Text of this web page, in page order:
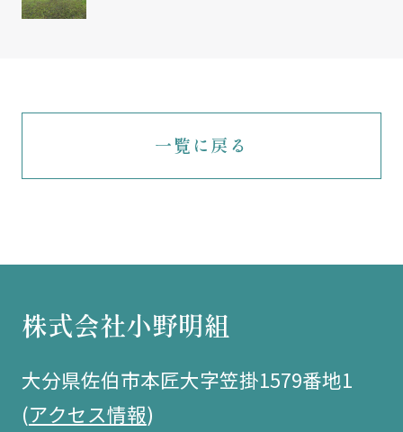
一覧に戻る
株式会社小野明組
大分県佐伯市本匠大字笠掛1579番地1
(アクセス情報)